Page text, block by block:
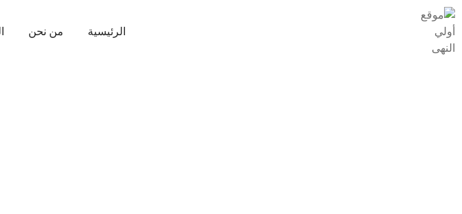
الرئيسية من نحن